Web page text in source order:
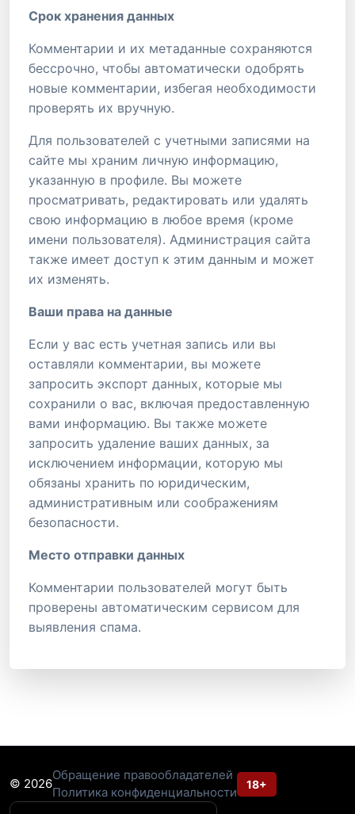
Срок хранения данных
Комментарии и их метаданные сохраняются
бессрочно, чтобы автоматически одобрять
новые комментарии, избегая необходимости
проверять их вручную.
Для пользователей с учетными записями на
сайте мы храним личную информацию,
указанную в профиле. Вы можете
просматривать, редактировать или удалять
свою информацию в любое время (кроме
имени пользователя). Администрация сайта
также имеет доступ к этим данным и может
их изменять.
Ваши права на данные
Если у вас есть учетная запись или вы
оставляли комментарии, вы можете
запросить экспорт данных, которые мы
сохранили о вас, включая предоставленную
вами информацию. Вы также можете
запросить удаление ваших данных, за
исключением информации, которую мы
обязаны хранить по юридическим,
административным или соображениям
безопасности.
Место отправки данных
Комментарии пользователей могут быть
проверены автоматическим сервисом для
выявления спама.
© 2026
Обращение правообладателей
Политика конфиденциальности
18+